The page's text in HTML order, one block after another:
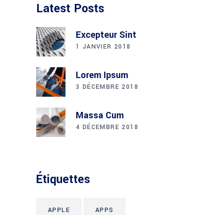
Latest Posts
Excepteur Sint
1 JANVIER 2018
Lorem Ipsum
3 DÉCEMBRE 2018
Massa Cum
4 DÉCEMBRE 2018
Étiquettes
APPLE APPS